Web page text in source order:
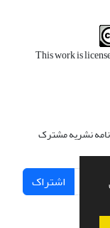
This work is
نشریه مشترک
اشتراک